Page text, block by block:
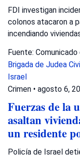
FDI investigan
colonos atacaron a
incendiando
Fuente:
Brigada de Judea
Israel
Crimen • agosto 6,
Fuerzas de la
asaltan
un residente
Policía de Israel